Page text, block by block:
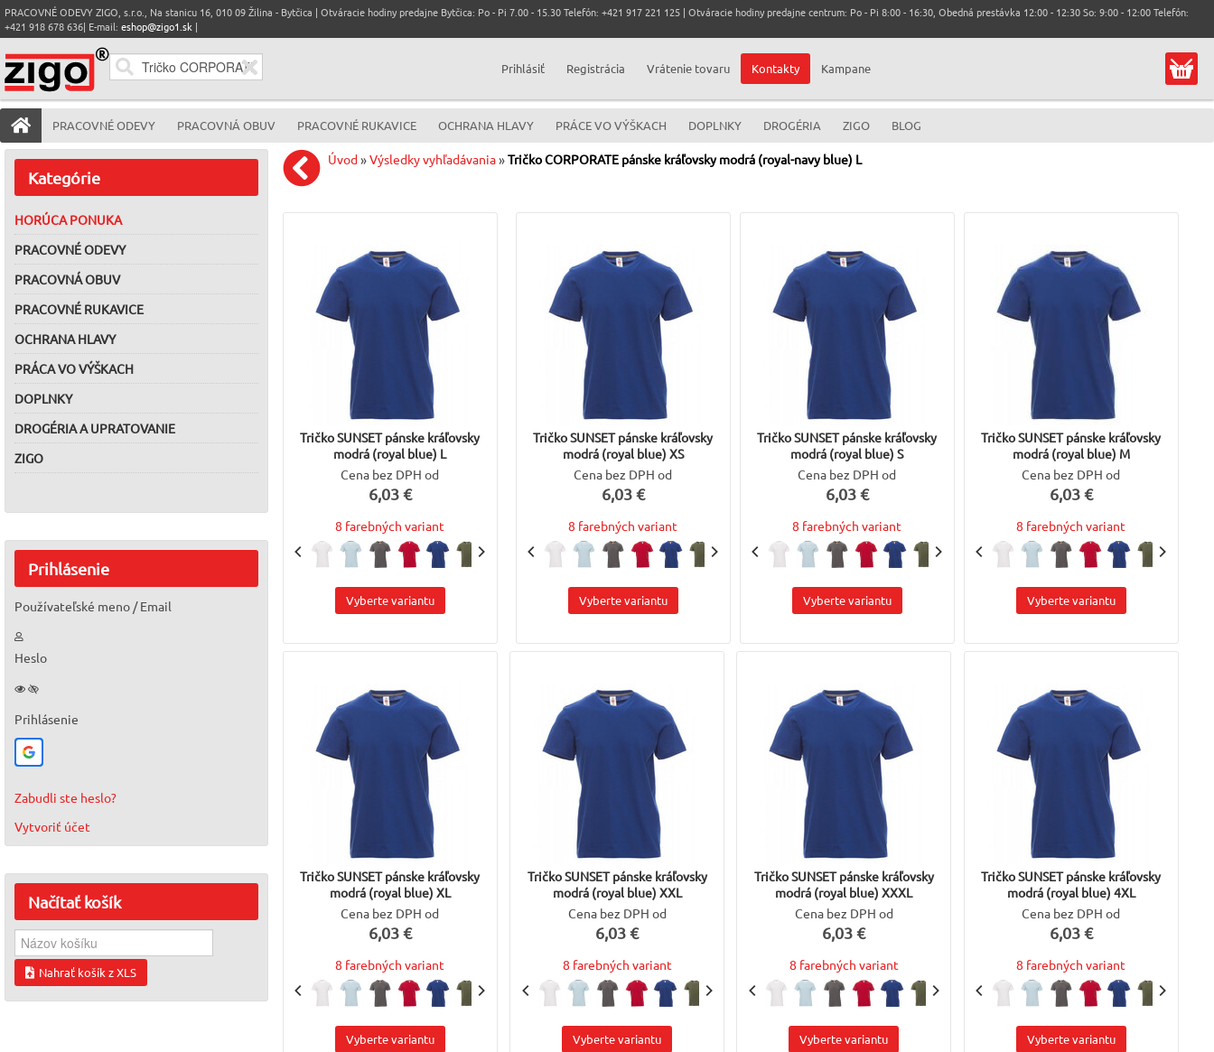
PRACOVNÉ ODEVY ZIGO, s.r.o., Na stanicu 16, 010 09 Žilina - Bytčica | Otváracie hodiny predajne Bytčica: Po - Pi 7.00 - 15.30 Telefón: +421 917 221 125 | Otváracie hodiny predajne centrum: Po - Pi 8:00 - 16:30, Obedná prestávka 12:00 - 12:30 So: 9:00 - 12:00 Telefón:
+421 918 678 636| E-mail: eshop@zigo1.sk |
Prihlásiť Registrácia Vrátenie tovaru Kontakty Kampane
PRACOVNÉ ODEVY PRACOVNÁ OBUV PRACOVNÉ RUKAVICE OCHRANA HLAVY PRÁCE VO VÝŠKACH DOPLNKY DROGÉRIA ZIGO BLOG
Kategórie
HORÚCA PONUKA
PRACOVNÉ ODEVY
PRACOVNÁ OBUV
PRACOVNÉ RUKAVICE
OCHRANA HLAVY
PRÁCA VO VÝŠKACH
DOPLNKY
DROGÉRIA A UPRATOVANIE
ZIGO
Prihlásenie
Používateľské meno / Email
Heslo
Prihlásenie
Zabudli ste heslo?
Vytvoriť účet
Načítaťkošík
Nahrať košík z XLS
Úvod»Výsledky vyhľadávania»Tričko CORPORATE pánske kráľovsky modrá (royal-navy blue) L
Tričko SUNSET pánske kráľovsky
modrá (royal blue) L
Cena bez DPH od
6,03 €
8 farebných variant
Vyberte variantu
Tričko SUNSET pánske kráľovsky
modrá (royal blue) XS
Cena bez DPH od
6,03 €
8 farebných variant
Vyberte variantu
Tričko SUNSET pánske kráľovsky
modrá (royal blue) S
Cena bez DPH od
6,03 €
8 farebných variant
Vyberte variantu
Tričko SUNSET pánske kráľovsky
modrá (royal blue) M
Cena bez DPH od
6,03 €
8 farebných variant
Vyberte variantu
Tričko SUNSET pánske kráľovsky
modrá (royal blue) XL
Cena bez DPH od
6,03 €
8 farebných variant
Vyberte variantu
Tričko SUNSET pánske kráľovsky
modrá (royal blue) XXL
Cena bez DPH od
6,03 €
8 farebných variant
Vyberte variantu
Tričko SUNSET pánske kráľovsky
modrá (royal blue) XXXL
Cena bez DPH od
6,03 €
8 farebných variant
Vyberte variantu
Tričko SUNSET pánske kráľovsky
modrá (royal blue) 4XL
Cena bez DPH od
6,03 €
8 farebných variant
Vyberte variantu